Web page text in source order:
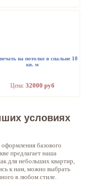
на потолке в спальне 10
кв. м
Цена: 32000 руб
условиях
базового
предлагает наша
для небольших квартир,
к нам, можно выбрать
в любом стиле.